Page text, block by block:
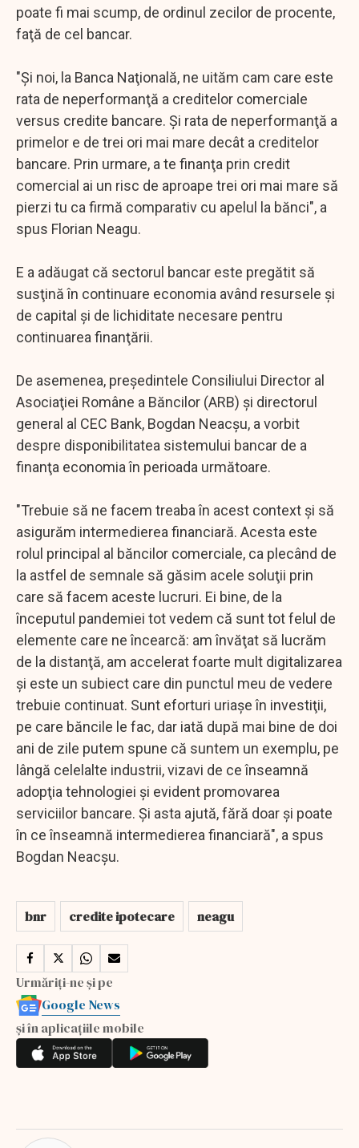
poate fi mai scump, de ordinul zecilor de procente,
faţă de cel bancar.
"Şi noi, la Banca Naţională, ne uităm cam care este
rata de neperformanţă a creditelor comerciale
versus credite bancare. Şi rata de neperformanţă a
primelor e de trei ori mai mare decât a creditelor
bancare. Prin urmare, a te finanţa prin credit
comercial ai un risc de aproape trei ori mai mare să
pierzi tu ca firmă comparativ cu apelul la bănci", a
spus Florian Neagu.
E a adăugat că sectorul bancar este pregătit să
susţină în continuare economia având resursele şi
de capital şi de lichiditate necesare pentru
continuarea finanţării.
De asemenea, preşedintele Consiliului Director al
Asociaţiei Române a Băncilor (ARB) şi directorul
general al CEC Bank, Bogdan Neacşu, a vorbit
despre disponibilitatea sistemului bancar de a
finanţa economia în perioada următoare.
"Trebuie să ne facem treaba în acest context şi să
asigurăm intermedierea financiară. Acesta este
rolul principal al băncilor comerciale, ca plecând de
la astfel de semnale să găsim acele soluţii prin
care să facem aceste lucruri. Ei bine, de la
începutul pandemiei tot vedem că sunt tot felul de
elemente care ne încearcă: am învăţat să lucrăm
de la distanţă, am accelerat foarte mult digitalizarea
şi este un subiect care din punctul meu de vedere
trebuie continuat. Sunt eforturi uriaşe în investiţii,
pe care băncile le fac, dar iată după mai bine de doi
ani de zile putem spune că suntem un exemplu, pe
lângă celelalte industrii, vizavi de ce înseamnă
adopţia tehnologiei şi evident promovarea
serviciilor bancare. Şi asta ajută, fără doar şi poate
în ce înseamnă intermedierea financiară", a spus
Bogdan Neacşu.
bnr credite ipotecare neagu
Urmăriți-ne și pe
Google News
și în aplicațiile mobile